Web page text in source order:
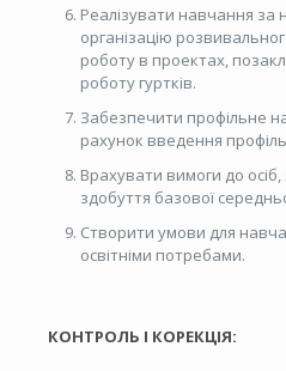
Реалізувати навчання за
організацію
роботу в проектах,
роботу гуртків.
Забезпечити профільне
рахунок введення
Врахувати вимоги до
здобуття базової
Створити умови для
освітніми потребами.
КОНТРОЛЬ І КОРЕКЦІЯ: